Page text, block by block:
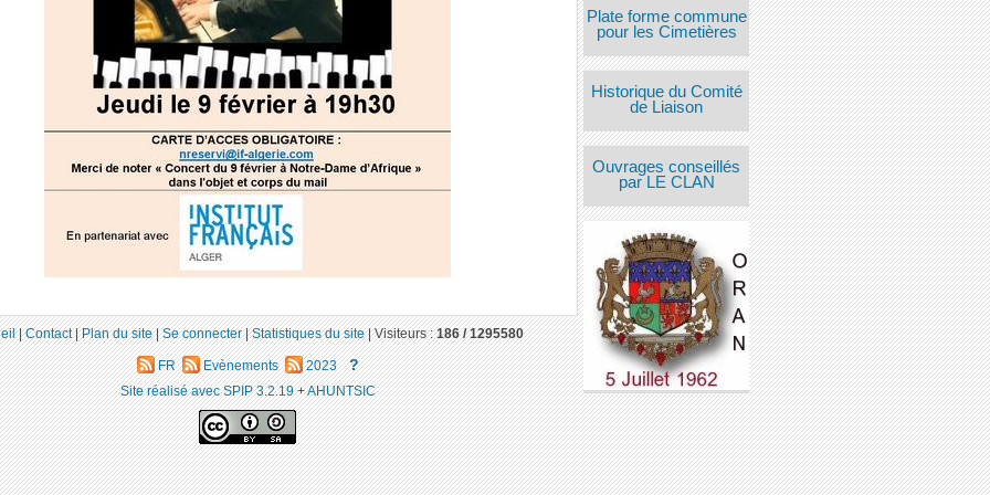
Plate forme commune
pour les Cimetières
Historique du Comité
de Liaison
Ouvrages conseillés
par LE CLAN
|Contact|Plan du site|Se connecter|Statistiques du site|Visiteurs :186 / 1295580
FR Evènements 2023 ?
Site réalisé avec SPIP 3.2.19+AHUNTSIC